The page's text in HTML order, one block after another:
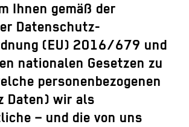
Ihnen gemäß der
Datenschutz-
(EU) 2016/679 und
nationalen Gesetzen zu
personenbezogenen
Daten) wir als
– und die von uns